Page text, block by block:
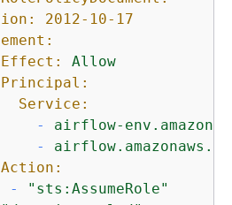
2012-10-17
Effect:
Allow
Principal:
Service:
-
airflow-
-
Action:
-
"sts:AssumeRole"